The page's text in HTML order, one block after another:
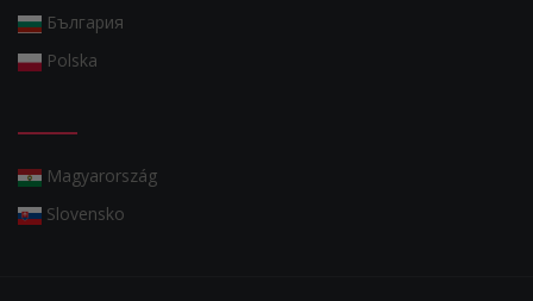
България
Polska
Magyarország
Slovensko